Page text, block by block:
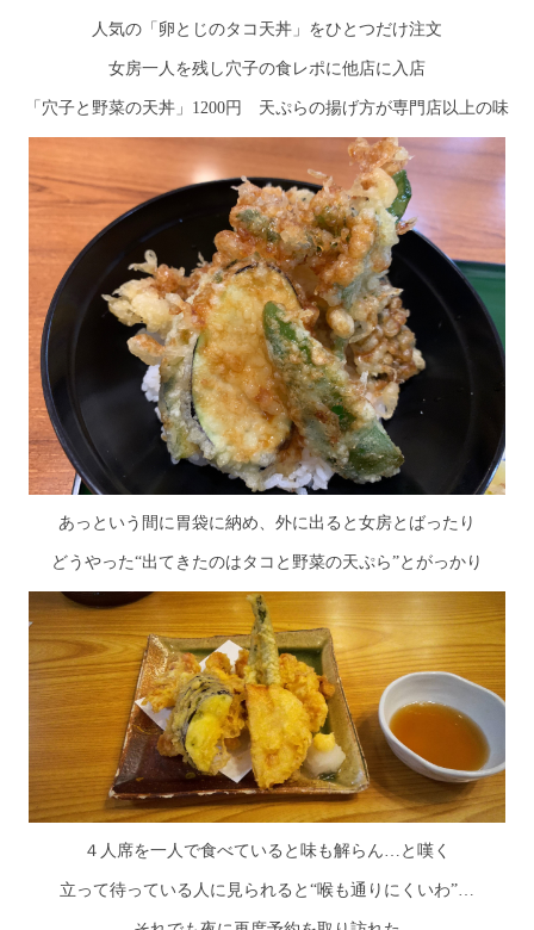
人気の「卵とじのタコ天丼」をひとつだけ注文
女房一人を残し穴子の食レポに他店に入店
「穴子と野菜の天丼」1200円 天ぷらの揚げ方が専門店以上の味
あっという間に胃袋に納め、外に出ると女房とばったり
どうやった“出てきたのはタコと野菜の天ぷら”とがっかり
４人席を一人で食べていると味も解らん…と嘆く
立って待っている人に見られると“喉も通りにくいわ”…